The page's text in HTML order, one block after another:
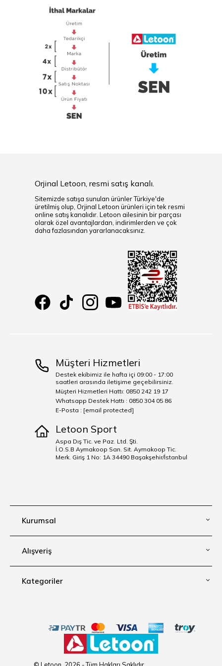
Orjinal Letoon, resmi satış kanalı.
Sitemizde satışa sunulan ürünler Türkiye'de
üretilmiş olup, Orjinal Letoon ürünleri için tek resmi
online satış kanalıdır. Letoon ailesinin bir parçası
olarak özel avantajlardan, indirimlerden ve çok
daha fazlasından yararlanacaksınız.
Kurumsal
Alışveriş
Kategoriler
Müşteri Hizmetleri
Destek ekibimiz ile hafta içi 09:00 - 17:00
saatleri arasında iletişime geçebilirsiniz.
Müşteri Hizmetleri Hattı: 0850 242 19 17
Whatsapp Destek Hattı : 0850 304 05 86
E-Posta : [email protected]
Letoon Sport
Aspa Dış Tic. ve Paz. Ltd. Şti.
İ.O.S.B Aymakoop San. Sit. Aymakoop Tic.
Merk. Giriş 1 No: 1A 34490 Başakşehir/İstanbul